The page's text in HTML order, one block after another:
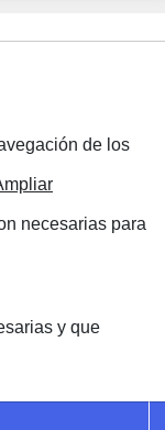
de los
necesarias para
y que